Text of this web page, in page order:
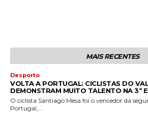
MAIS RECENTES
Desporto
VOLTA A PORTUGAL: CICLISTAS DO
DEMONSTRAM MUITO TALENTO NA 3ª
O ciclista Santiago Mesa foi o vencedor da
Portugal,...